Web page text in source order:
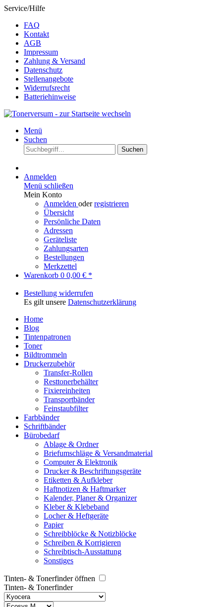
Service/Hilfe
FAQ
Kontakt
AGB
Impressum
Zahlung & Versand
Datenschutz
Stellenangebote
Widerrufsrecht
Batteriehinweise
Menü
Suchen
Suchen
Anmelden
Menü schließen
Mein Konto
Anmelden oderregistrieren
Übersicht
Persönliche Daten
Adressen
Geräteliste
Zahlungsarten
Bestellungen
Merkzettel
Warenkorb 0 0,00 € *
Bestellung widerrufen
Es gilt unsere Datenschutzerklärung
Home
Blog
Tintenpatronen
Toner
Bildtrommeln
Druckerzubehör
Transfer-Rollen
Resttonerbehälter
Fixiereinheiten
Transportbänder
Feinstaubfilter
Farbbänder
Schriftbänder
Bürobedarf
Ablage & Ordner
Briefumschläge & Versandmaterial
Computer & Elektronik
Drucker & Beschriftungsgeräte
Etiketten & Aufkleber
Haftnotizen & Haftmarker
Kalender, Planer & Organizer
Kleber & Klebeband
Locher & Heftgeräte
Papier
Schreibblöcke & Notizblöcke
Schreiben & Korrigieren
Schreibtisch-Ausstattung
Sonstiges
Tinten- & Tonerfinder öffnen
Tinten- & Tonerfinder